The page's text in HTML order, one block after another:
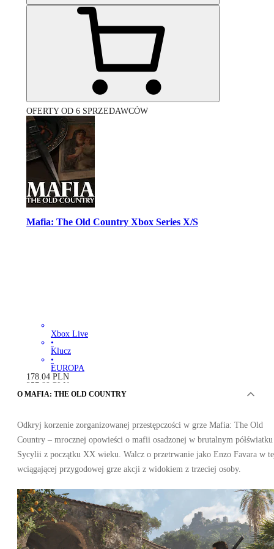
OFERTY OD 6 SPRZEDAWCÓW
Mafia: The Old Country Xbox Series X/S
Xbox Live
•
Klucz
•
EUROPA
178.04 PLN
257.89 PLN
-31%
O MAFIA: THE OLD COUNTRY
Odkryj korzenie zorganizowanej przestępczości w grze Mafia: The Old
Country – mrocznej opowieści o mafii osadzonej w brutalnym półświatku
Sycylii z początku XX wieku. Walcz o przetrwanie jako Enzo Favara w
wciągającej przygodowej grze akcji z widokiem z trzeciej osoby.